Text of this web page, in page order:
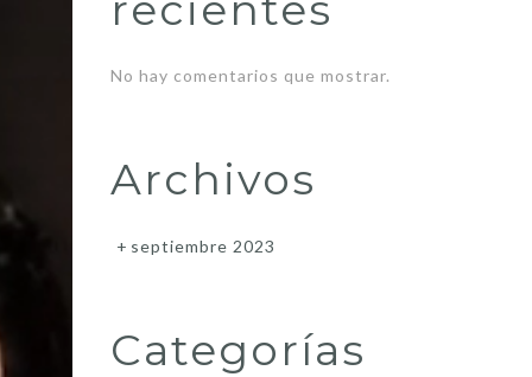
No hay comentarios que mostrar.
Archivos
septiembre 2023
Categorías